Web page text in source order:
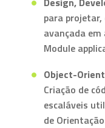
para
avançada
Module
Object-
Criação de
escaláveis
de